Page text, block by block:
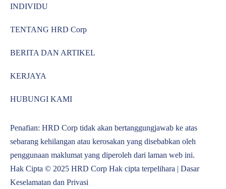
INDIVIDU
TENTANG HRD Corp
BERITA DAN ARTIKEL
KERJAYA
HUBUNGI KAMI
Penafian: HRD Corp tidak akan bertanggungjawab ke atas
sebarang kehilangan atau kerosakan yang disebabkan oleh
penggunaan maklumat yang diperoleh dari laman web ini.
Hak Cipta © 2025 HRD Corp Hak cipta terpelihara | Dasar
Keselamatan dan Privasi